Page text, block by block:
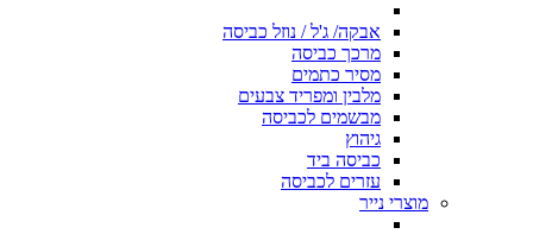
אבקה/ ג'ל / נוזל כביסה
מרכך כביסה
מסיר כתמים
מלבין ומפריד צבעים
מבשמים לכביסה
גיהוץ
כביסה ביד
עזרים לכביסה
מוצרי נייר